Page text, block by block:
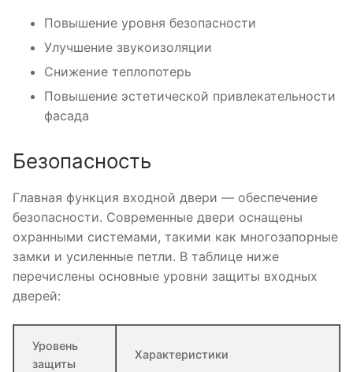
Повышение уровня безопасности
Улучшение звукоизоляции
Снижение теплопотерь
Повышение эстетической привлекательности
фасада
Безопасность
Главная функция входной двери — обеспечение
безопасности. Современные двери оснащены
охранными системами, такими как многозапорные
замки и усиленные петли. В таблице ниже
перечислены основные уровни защиты входных
дверей:
Уровень
защиты
Характеристики